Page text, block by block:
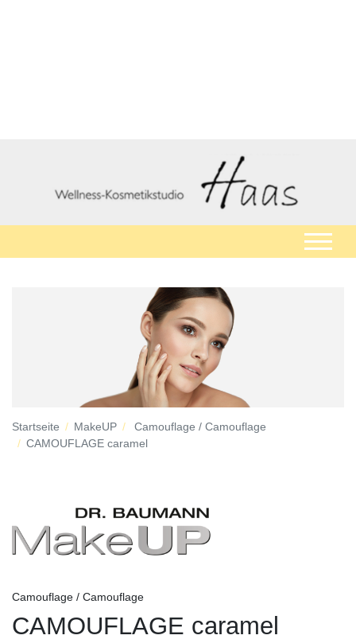
Startseite MakeUP
Camouflage / Camouflage
CAMOUFLAGE caramel
Camouflage / Camouflage
CAMOUFLAGE caramel